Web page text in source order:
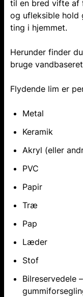
til en bred vifte af
og ufleksible
ting i hjemmet.
Herunder finder
bruge
Flydende lim er
Metal
Keramik
Akryl (eller
PVC
Papir
Træ
Pap
Læder
Stof
Bilreservedele